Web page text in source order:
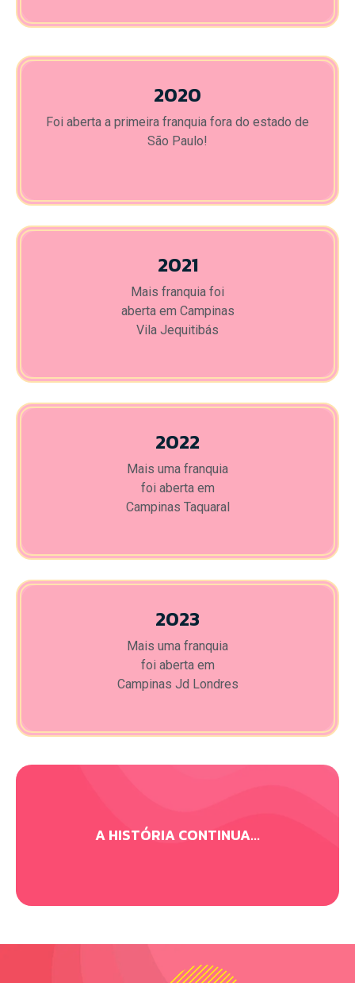
2020
Foi aberta a primeira franquia fora do estado de
São Paulo!
2021
Mais franquia foi
aberta em Campinas
Vila Jequitibás
2022
Mais uma franquia
foi aberta em
Campinas Taquaral
2023
Mais uma franquia
foi aberta em
Campinas Jd Londres
A HISTÓRIA CONTINUA...